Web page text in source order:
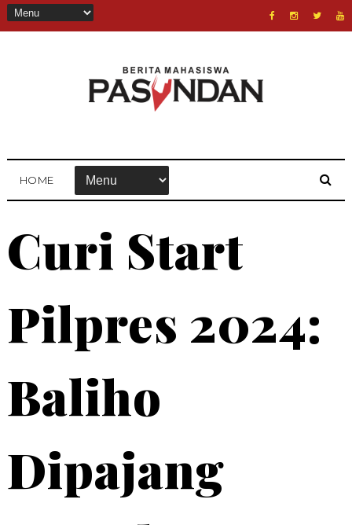
HOME
Curi Start
Pilpres 2024:
Baliho
Dipajang